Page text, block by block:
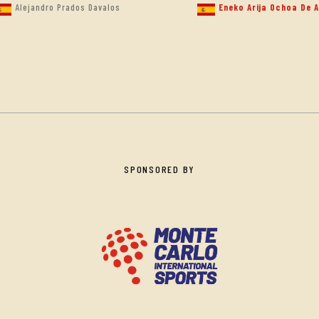
Alejandro Prados Davalos
Eneko Arija Ochoa De
SPONSORED BY